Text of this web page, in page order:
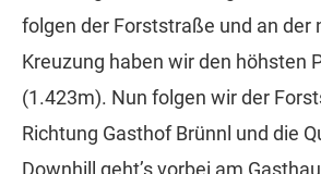
folgen der Forststraße und an der
Kreuzung haben wir den höhsten
(1.423m). Nun folgen wir der
Richtung Gasthof Brünnl und die
Downhill geht’s vorbei am